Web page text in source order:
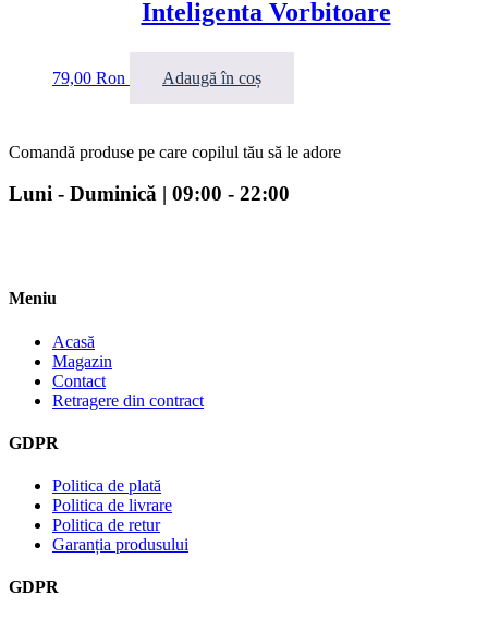
Inteligenta Vorbitoare
79,00 Ron Adaugă în coș
Comandă produse pe care copilul tău să le adore
Luni - Duminică | 09:00 - 22:00
Meniu
Acasă
Magazin
Contact
Retragere din contract
GDPR
Politica de plată
Politica de livrare
Politica de retur
Garanția produsului
GDPR